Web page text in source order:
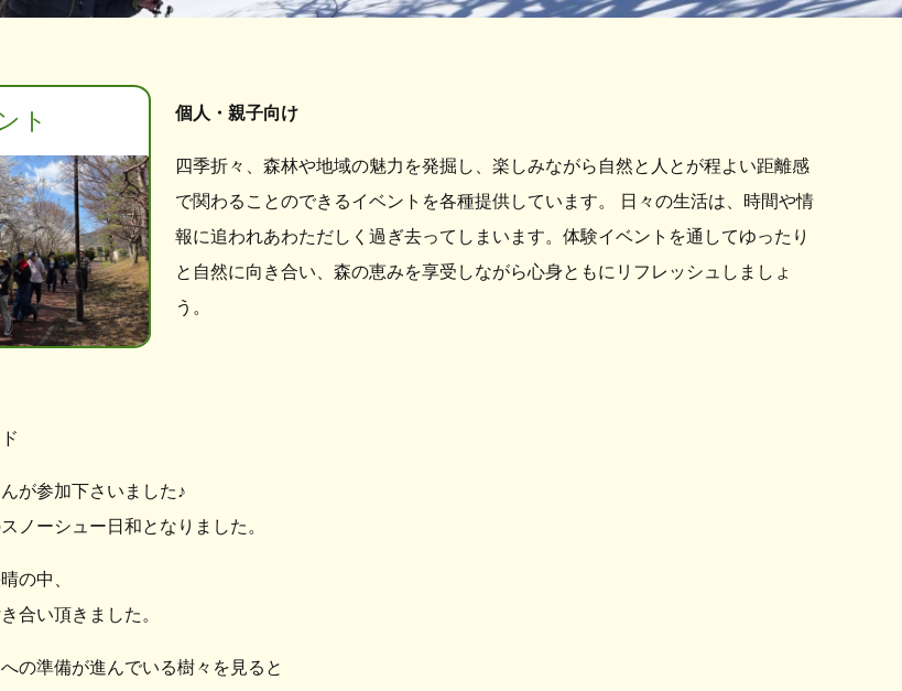
ト 個人・親子向け
四季折々、森林や地域の魅力を発掘し、楽しみながら自然と人とが程よい距離感
で関わることのできるイベントを各種提供しています。 日々の生活は、時間や情
報に追われあわただしく過ぎ去ってしまいます。体験イベントを通してゆったり
と自然に向き合い、森の恵みを享受しながら心身ともにリフレッシュしましょ
う。
が参加下さいました♪
ノーシュー日和となりました。
の中、
合い頂きました。
の準備が進んでいる樹々を見ると